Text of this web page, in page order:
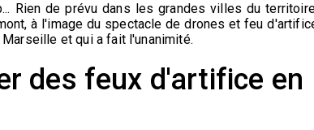
Rien de prévu dans les grandes villes du
à l'image du spectacle de drones et feu
et qui a fait l'unanimité.
des feux d'artifice en